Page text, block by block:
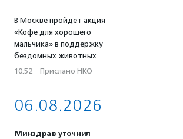
В Москве пройдет акция
«Кофе для хорошего
мальчика» в поддержку
бездомных животных
10:52 · Прислано НКО
06.08.2026
Минздрав уточнил